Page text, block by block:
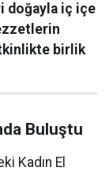
doğayla iç içe
birlik
Buluştu
Kadın El